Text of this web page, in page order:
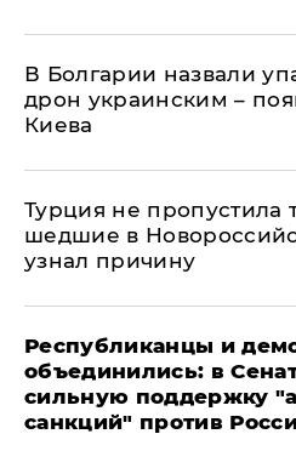
В Болгарии назвали
дрон украинским –
Киева
Турция не пропустила
шедшие в
узнал причину
Республиканцы и
объединились: в
сильную поддержку
санкций" против